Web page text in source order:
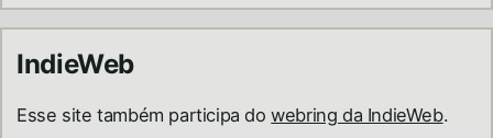
IndieWeb
Esse site também participa dowebring da IndieWeb.